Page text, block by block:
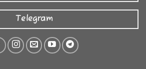
Telegram